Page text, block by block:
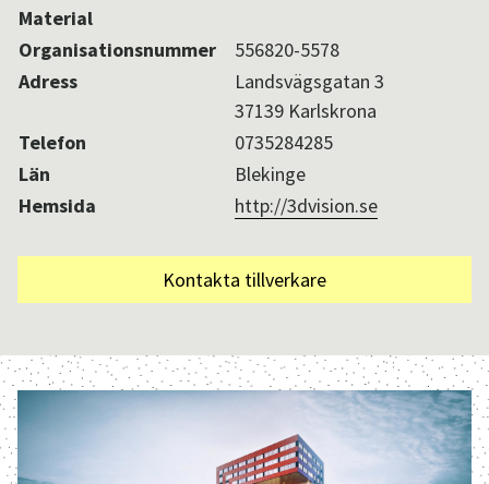
Material
Organisationsnummer
556820-5578
Adress
Landsvägsgatan 3
37139 Karlskrona
Telefon
0735284285
Län
Blekinge
Hemsida
http://3dvision.se
Kontakta tillverkare